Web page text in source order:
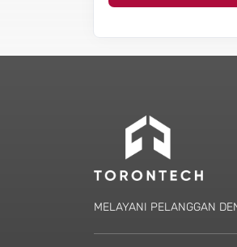
MELAYANI PELANGGAN